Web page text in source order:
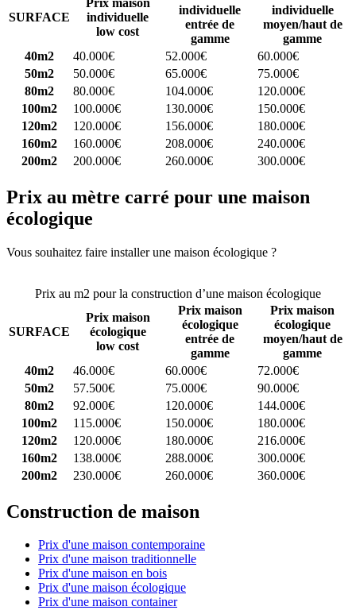
SURFACE
individuelle
low cost
individuelle
entrée de
gamme
individuelle
moyen/haut de
gamme
40m2
40.000€ 52.000€
60.000€
50m2
50.000€ 65.000€
75.000€
80m2
80.000€ 104.000€
120.000€
100m2
100.000€ 130.000€
150.000€
120m2
120.000€ 156.000€
180.000€
160m2
160.000€ 208.000€
240.000€
200m2
200.000€ 260.000€ 300.000€
Prix au mètre carré pour une maison
écologique
Vous souhaitez faire installer une maison écologique ?
Prix au m2 pour la construction d’une maison écologique
SURFACE
Prix maison
écologique
low cost
Prix maison
écologique
entrée de
gamme
Prix maison
écologique
moyen/haut de
gamme
40m2
46.000€ 60.000€
72.000€
50m2
57.500€ 75.000€
90.000€
80m2
92.000€ 120.000€
144.000€
100m2
115.000€ 150.000€
180.000€
120m2
120.000€ 180.000€
216.000€
160m2
138.000€ 288.000€
300.000€
200m2
230.000€ 260.000€ 360.000€
Construction de maison
Prix d'une maison contemporaine
Prix d'une maison traditionnelle
Prix d'une maison en bois
Prix d'une maison écologique
Prix d'une maison container